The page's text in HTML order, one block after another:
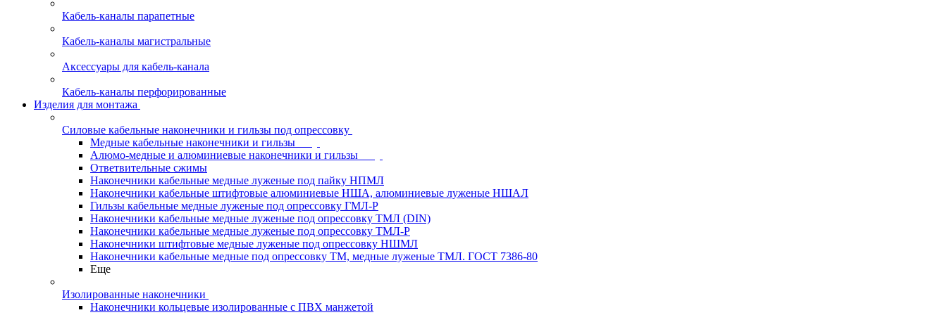
Кабель-каналы парапетные
Кабель-каналы магистральные
Аксессуары для кабель-канала
Кабель-каналы перфорированные
Изделия для монтажа
Силовые кабельные наконечники и гильзы под опрессовку
Медные кабельные наконечники и гильзы
Алюмо-медные и алюминиевые наконечники и гильзы
Ответвительные сжимы
Наконечники кабельные медные луженые под пайку НПМЛ
Наконечники кабельные штифтовые алюминиевые НША, алюминиевые луженые НШАЛ
Гильзы кабельные медные луженые под опрессовку ГМЛ-Р
Наконечники кабельные медные луженые под опрессовку ТМЛ (DIN)
Наконечники кабельные медные луженые под опрессовку ТМЛ-Р
Наконечники штифтовые медные луженые под опрессовку НШМЛ
Наконечники кабельные медные под опрессовку ТМ, медные луженые ТМЛ. ГОСТ 7386-80
Еще
Изолированные наконечники
Наконечники кольцевые изолированные с ПВХ манжетой